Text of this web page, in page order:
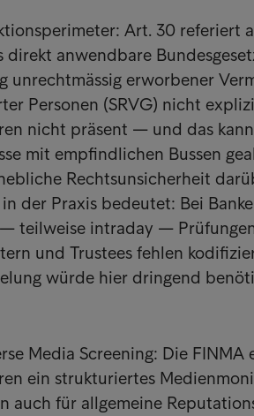
Art. 30 referiert
direkt anwendbare
unrechtmässig erworbener
Personen (SRVG) nicht
nicht präsent — und das
mit empfindlichen Bussen
Rechtsunsicherheit
der Praxis bedeutet: Bei
teilweise intraday —
und Trustees fehlen
würde hier dringend
Media Screening: Die FINMA
ein strukturiertes
auch für allgemeine